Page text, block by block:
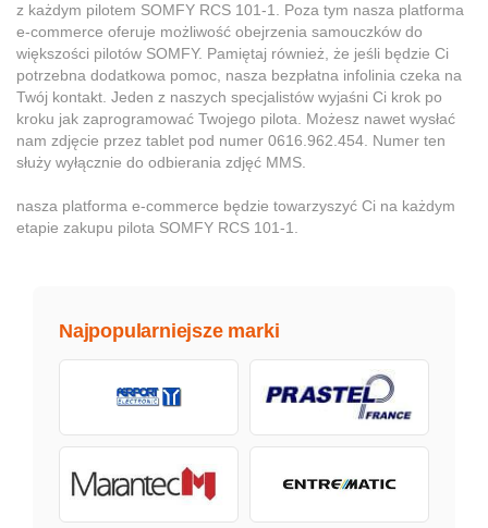
z każdym pilotem SOMFY RCS 101-1. Poza tym nasza platforma
e-commerce oferuje możliwość obejrzenia samouczków do
większości pilotów SOMFY. Pamiętaj również, że jeśli będzie Ci
potrzebna dodatkowa pomoc, nasza bezpłatna infolinia czeka na
Twój kontakt. Jeden z naszych specjalistów wyjaśni Ci krok po
kroku jak zaprogramować Twojego pilota. Możesz nawet wysłać
nam zdjęcie przez tablet pod numer 0616.962.454. Numer ten
służy wyłącznie do odbierania zdjęć MMS.
nasza platforma e-commerce będzie towarzyszyć Ci na każdym
etapie zakupu pilota SOMFY RCS 101-1.
Najpopularniejsze marki